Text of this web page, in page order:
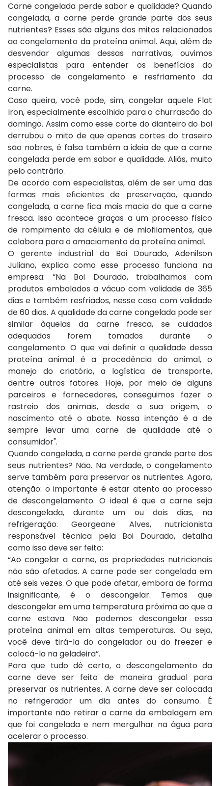
Carne congelada perde sabor e qualidade? Quando
congelada, a carne perde grande parte dos seus
nutrientes? Esses são alguns dos mitos relacionados
ao congelamento da proteína animal. Aqui, além de
desvendar algumas dessas narrativas, ouvimos
especialistas para entender os benefícios do
processo de congelamento e resfriamento da
carne.
Caso queira, você pode, sim, congelar aquele Flat
Iron, especialmente escolhido para o churrascão do
domingo. Assim como esse corte do dianteiro do boi
derrubou o mito de que apenas cortes do traseiro
são nobres, é falsa também a ideia de que a carne
congelada perde em sabor e qualidade. Aliás, muito
pelo contrário.
De acordo com especialistas, além de ser uma das
formas mais eficientes de preservação, quando
congelada, a carne fica mais macia do que a carne
fresca. Isso acontece graças a um processo físico
de rompimento da célula e de miofilamentos, que
colabora para o amaciamento da proteína animal.
O gerente industrial da Boi Dourado, Adenilson
Juliano, explica como esse processo funciona na
empresa: “Na Boi Dourado, trabalhamos com
produtos embalados a vácuo com validade de 365
dias e também resfriados, nesse caso com validade
de 60 dias. A qualidade da carne congelada pode ser
similar àquelas da carne fresca, se cuidados
adequados forem tomados durante o
congelamento. O que vai definir a qualidade dessa
proteína animal é a procedência do animal, o
manejo do criatório, a logística de transporte,
dentre outros fatores. Hoje, por meio de alguns
parceiros e fornecedores, conseguimos fazer o
rastreio dos animais, desde a sua origem, o
nascimento até o abate. Nossa intenção é a de
sempre levar uma carne de qualidade até o
consumidor".
Quando congelada, a carne perde grande parte dos
seus nutrientes? Não. Na verdade, o congelamento
serve também para preservar os nutrientes. Agora,
atenção: o importante é estar atento ao processo
de descongelamento. O ideal é que a carne seja
descongelada, durante um ou dois dias, na
refrigeração. Georgeane Alves, nutricionista
responsável técnica pela Boi Dourado, detalha
como isso deve ser feito:
“Ao congelar a carne, as propriedades nutricionais
não são afetadas. A carne pode ser congelada em
até seis vezes. O que pode afetar, embora de forma
insignificante, é o descongelar. Temos que
descongelar em uma temperatura próxima ao que a
carne estava. Não podemos descongelar essa
proteína animal em altas temperaturas. Ou seja,
você deve tirá-la do congelador ou do freezer e
colocá-la na geladeira”.
Para que tudo dê certo, o descongelamento da
carne deve ser feito de maneira gradual para
preservar os nutrientes. A carne deve ser colocada
no refrigerador um dia antes do consumo. É
importante não retirar a carne da embalagem em
que foi congelada e nem mergulhar na água para
acelerar o processo.